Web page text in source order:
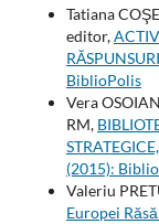
Tatiana
editor,
RĂSPUNSURI
BiblioPolis
Vera
RM,
(2015):
Valeriu
Europei